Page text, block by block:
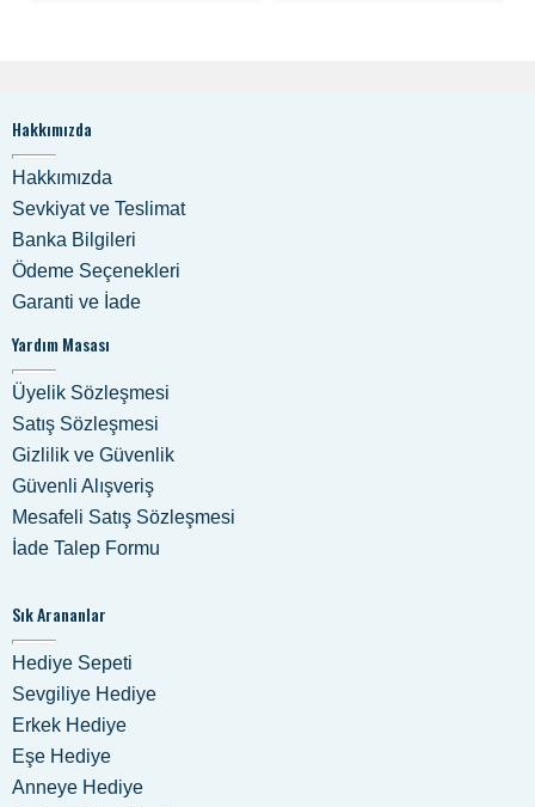
Hakkımızda
Hakkımızda
Sevkiyat ve Teslimat
Banka Bilgileri
Ödeme Seçenekleri
Garanti ve İade
Yardım Masası
Üyelik Sözleşmesi
Satış Sözleşmesi
Gizlilik ve Güvenlik
Güvenli Alışveriş
Mesafeli Satış Sözleşmesi
İade Talep Formu
Sık Arananlar
Hediye Sepeti
Sevgiliye Hediye
Erkek Hediye
Eşe Hediye
Anneye Hediye